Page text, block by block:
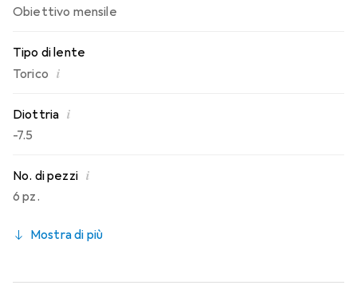
Obiettivo mensile
Tipo di lente
Torico i
Diottria i
-7.5
No. di pezzi i
6 pz.
Mostra di più